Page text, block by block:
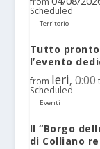
Scheduled
Territorio
Tutto pronto
l’evento
from Ieri, 0:00
Scheduled
Eventi
Il “Borgo
di Colliano